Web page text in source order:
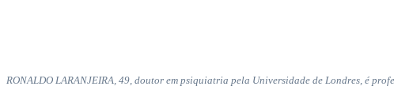
RONALDO LARANJEIRA, 49, doutor em psiquiatria pela Universidade de Londres, é